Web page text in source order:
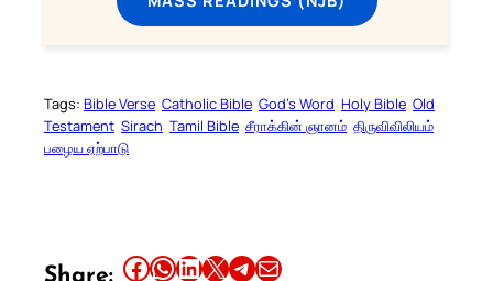
Tags: Bible Verse Catholic Bible God’s Word Holy Bible Old
Testament Sirach Tamil Bible சீராக்கின் ஞானம் திருவிவிலியம்
பழைய ஏற்பாடு
Share: Share this article on Facebook Share this article on WhatsApp Share this article on LinkedIn Share this article on X Share this article on TelegramEmail this Article